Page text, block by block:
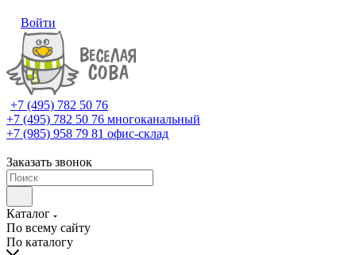
Войти
+7 (495) 782 50 76
+7 (495) 782 50 76 многоканальный
+7 (985) 958 79 81 офис-склад
Заказать звонок
Каталог
По всему сайту
По каталогу